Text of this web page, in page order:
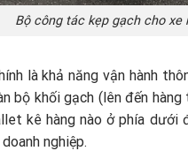
Bộ công tác kẹp gạch cho xe
là khả năng vận hành
bộ khối gạch (lên đến
kê hàng nào ở phía
nghiệp.